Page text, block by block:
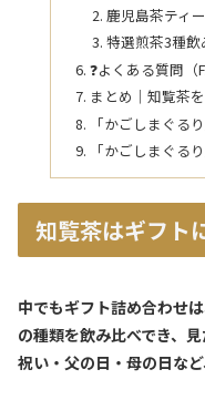
鹿児島茶ティ
特選煎茶3種飲
❓よくある質問（
まとめ｜知覧茶
「かごしまぐる
「かごしまぐる
知覧茶はギフト
中でもギフト詰め合わせ
の種類を飲み比べでき、
祝い・父の日・母の日な